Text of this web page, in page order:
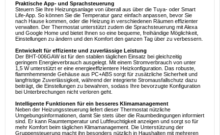
Praktische App- und Sprachsteuerung
Steuern Sie Ihre Heizungsanlage von überall aus über die Tuya- oder Smart
Life-App. So können Sie die Temperatur ganz einfach anpassen, bevor Sie
nach Hause kommen, oder die Heizung in verschiedenen Räumen effizienter
verwalten. Der Thermostat unterstützt zudem die Sprachsteuerung mit Alexa
und Google Home und bietet Ihnen so eine bequeme, freihändige Möglichkeit,
Einstellungen zu ändern und den Komfort den ganzen Tag über zu verbessern.
Entwickelt für effiziente und zuverlässige Leistung
Der BHT-006GAW ist für den stabilen täglichen Einsatz bei gleichzeitig
geringem Energieverbrauch ausgelegt. Mit einem Stromverbrauch von unter
1,5 W unterstützt er eine energieeffizientere Heizkonfiguration. Das robuste,
flammhemmende Gehäuse aus PC+ABS sorgt für zusätzliche Sicherheit und
langfristige Zuverlässigkeit, während der integrierte Stromausfallschutz dazu
beiträgt, die Einstellungen zu bewahren, sodass Ihre bevorzugte Konfiguration
bei Unterbrechungen nicht verloren geht.
Intelligente Funktionen für ein besseres Klimamanagement
Neben der Heizungssteuerung liefert dieser Thermostat nützliche
Umgebungsinformationen, damit Sie stets über die Raumbedingungen informiert
sind. Er kann Raumtemperatur und Luftfeuchtigkeit anzeigen und sorgt so für
mehr Komfort beim täglichen Klimamanagement. Die Unterstützung der
Gruppensteuerung macht ihn besonders nützlich in Haushalten mit mehreren